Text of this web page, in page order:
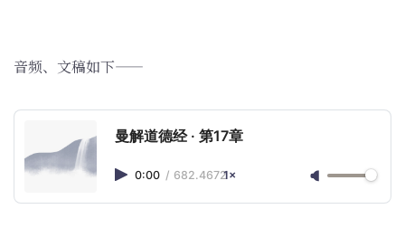
音频、文稿如下——
曼解道德经 · 第17章
0:00 / 682.46721×